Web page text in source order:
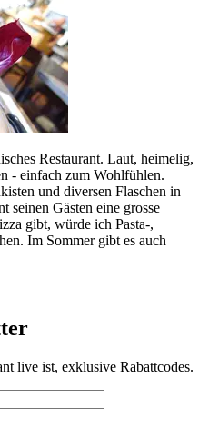
Restaurant. Laut, heimelig,
- einfach zum Wohlfühlen.
und diversen Flaschen in
seinen Gästen eine grosse
gibt, würde ich Pasta-,
Im Sommer gibt es auch
live ist, exklusive Rabattcodes.